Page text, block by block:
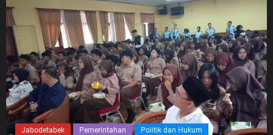
Jabodetabek Pemerintahan
Politik dan Hukum